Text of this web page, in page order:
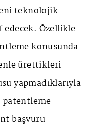
teknolojik
Özellikle
konusunda
ürettikleri
yapmadıklarıyla
patentleme
başvuru